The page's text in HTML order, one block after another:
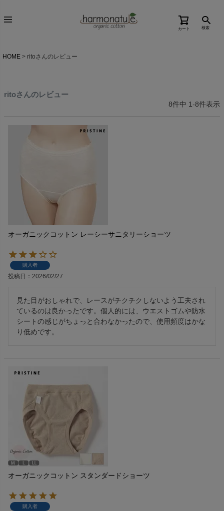
カート 検索
HOME ritoさんのレビュー
ritoさんのレビュー
8件中 1-8件表示
オーガニックコットン レーシーサニタリーショーツ
購入者
投稿日 2026/02/27
見た目がおしゃれで、レースがチクチクしないよう工夫され
ているのは良かったです。個人的には、ウエストゴムや防水
シートの感じがちょっと合わなかったので、使用頻度はかな
り低めです。
オーガニックコットン スタンダードショーツ
購入者